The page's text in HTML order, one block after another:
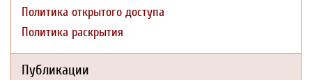
Политика открытого доступа
Политика раскрытия
Публикации